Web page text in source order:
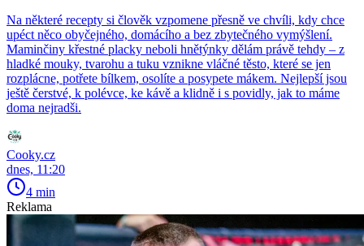
Na některé recepty si člověk vzpomene přesně ve chvíli, kdy chce
upéct něco obyčejného, domácího a bez zbytečného vymýšlení.
Maminčiny křestné placky neboli hnětýnky dělám právě tehdy – z
hladké mouky, tvarohu a tuku vznikne vláčné těsto, které se jen
rozplácne, potřete bílkem, osolíte a posypete mákem. Nejlepší jsou
ještě čerstvé, k polévce, ke kávě a klidně i s povidly, jak to máme
doma nejradši.
Cooky.cz
dnes, 11:20
4 min
Reklama